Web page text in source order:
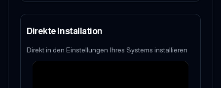
Direkte Installation
Direkt in den Einstellungen Ihres Systems installieren